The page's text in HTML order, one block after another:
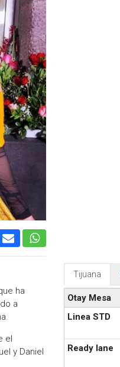
ha
a
el
y Daniel
Tijuana
Otay Mesa
Linea STD
Ready lane